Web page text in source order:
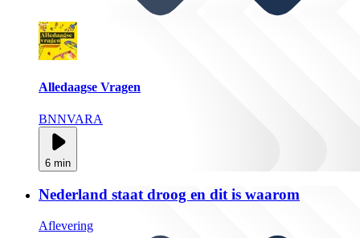
Alledaagse Vragen
BNNVARA
6 min
Nederland staat droog en dit is waarom
Aflevering